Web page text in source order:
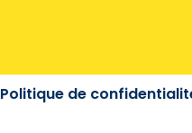
Politique de